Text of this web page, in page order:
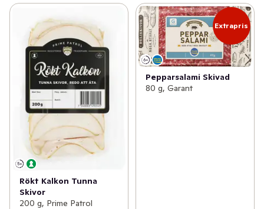
Rökt Kalkon Tunna
Skivor
200 g, Prime Patrol
Extrapris
Pepparsalami Skivad
80 g, Garant